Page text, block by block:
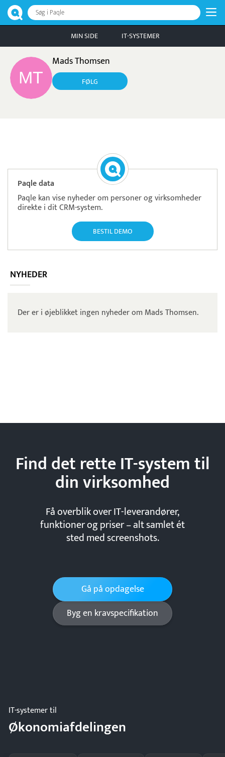
Søg i Paqle
MIN SIDE IT-SYSTEMER
Mads Thomsen
FØLG
Paqle data
Paqle kan vise nyheder om personer og virksomheder
direkte i dit CRM-system.
BESTIL DEMO
NYHEDER
Der er i øjeblikket ingen nyheder om Mads Thomsen.
Find det rette IT-system til
dinvirksomhed
Få overblik over IT-leverandører,
funktioner og priser – alt samlet ét
sted med screenshots.
Gå på opdagelse
Byg en kravspecifikation
IT-systemer til
Økonomiafdelingen